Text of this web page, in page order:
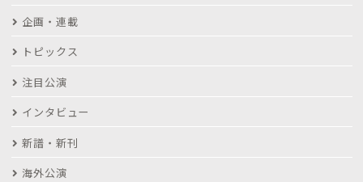
企画・連載
トピックス
注目公演
インタビュー
新譜・新刊
海外公演